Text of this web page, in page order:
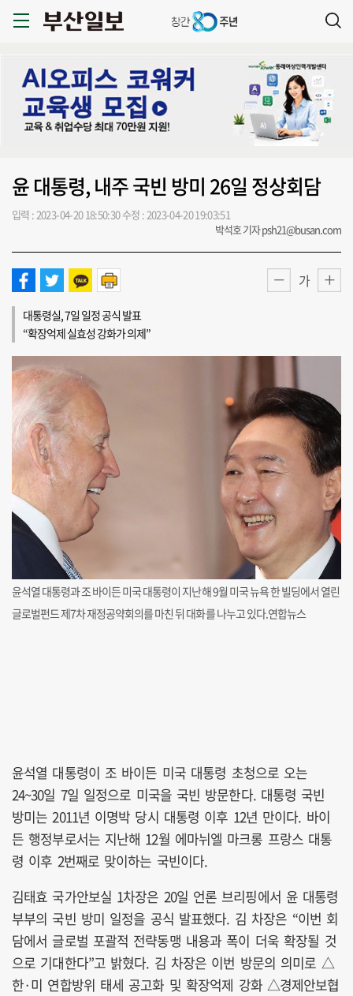
윤 대통령, 내주 국빈 방미 26일 정상회담
입력 : 2023-04-20 18:50:30수정 : 2023-04-20 19:03:51
박석호 기자 psh21@busan.com
가
대통령실, 7일 일정 공식 발표
“확장억제 실효성 강화가 의제”
윤석열 대통령과 조 바이든 미국 대통령이 지난해 9월 미국 뉴욕 한 빌딩에서 열린
글로벌펀드 제7차 재정공약회의를 마친 뒤 대화를 나누고 있다.연합뉴스
윤석열 대통령이 조 바이든 미국 대통령 초청으로 오는
24~30일 7일 일정으로 미국을 국빈 방문한다. 대통령 국빈
방미는 2011년 이명박 당시 대통령 이후 12년 만이다. 바이
든 행정부로서는 지난해 12월 에마뉘엘 마크롱 프랑스 대통
령 이후 2번째로 맞이하는 국빈이다.
김태효 국가안보실 1차장은 20일 언론 브리핑에서 윤 대통령
부부의 국빈 방미 일정을 공식 발표했다. 김 차장은 “이번 회
담에서 글로벌 포괄적 전략동맹 내용과 폭이 더욱 확장될 것
으로 기대한다”고 밝혔다. 김 차장은 이번 방문의 의미로 △
한·미 연합방위 태세 공고화 및 확장억제 강화 △경제안보협